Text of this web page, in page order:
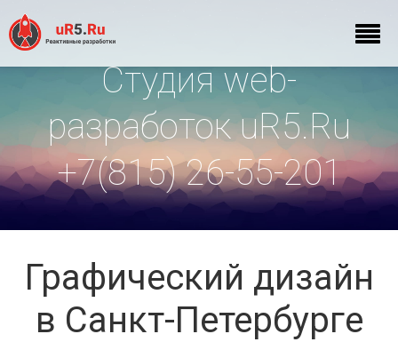
Студия web-
разработок uR5.Ru
+7(815) 26-55-201
Графический дизайн
в Санкт-Петербурге